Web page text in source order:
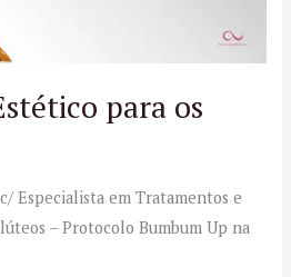
para os
Especialista em Tratamentos e
– Protocolo Bumbum Up na